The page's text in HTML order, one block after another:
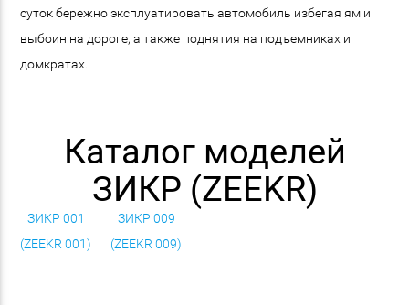
суток бережно эксплуатировать автомобиль избегая ям и
выбоин на дороге, а также поднятия на подъемниках и
домкратах.
Каталог моделей
ЗИКР (ZEEKR)
ЗИКР 001
(ZEEKR 001)
ЗИКР 009
(ZEEKR 009)